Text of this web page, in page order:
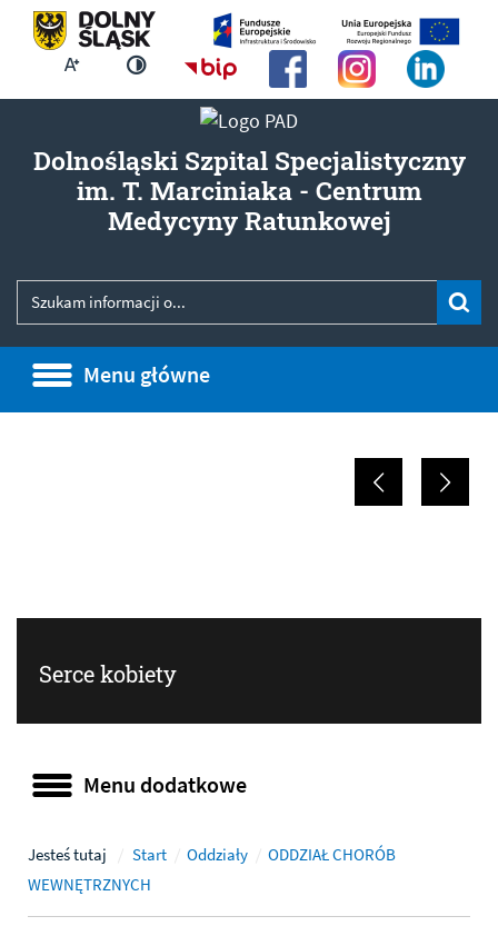
Większa czcionkaZmień kontrast Strona główna - Biuletyn
Dolnośląski Szpital Specjalistyczny
im. T. Marciniaka - Centrum
Medycyny Ratunkowej-
Wyszukiwarka
Wyszukiwana fraza
Menu główne
Menu główne
Serce kobiety
Poprzedni
Menu dodatkowe
Menu dodatkowe
Jesteś tutaj Start Oddziały
ODDZIAŁ CHORÓB
WEWNĘTRZNYCH